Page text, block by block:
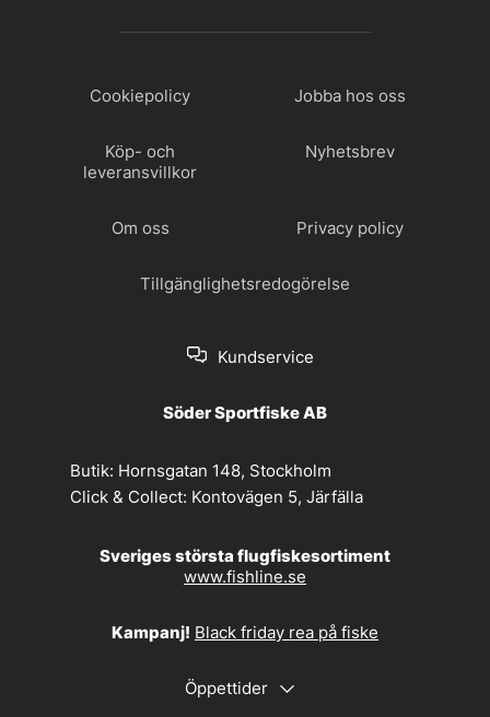
Cookiepolicy Jobba hos oss
Köp- och
leveransvillkor
Nyhetsbrev
Om oss Privacy policy
Tillgänglighetsredogörelse
Kundservice
Söder Sportfiske AB
Butik: Hornsgatan 148, Stockholm
Click & Collect: Kontovägen 5, Järfälla
Sveriges största flugfiskesortiment
www.fishline.se
Kampanj! Black friday rea på fiske
Öppettider